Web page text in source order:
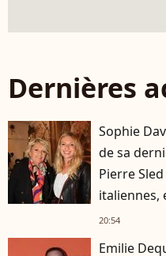
Dernières
Sophie
de sa
Pierre
italiennes,
20:54
Emilie